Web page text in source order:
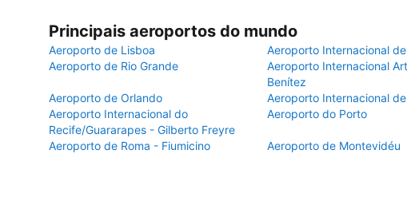
Principais aeroportos do mundo
Aeroporto de Lisboa
Aeroporto Internacional
Aeroporto de Rio Grande
Aeroporto Internacional
Benítez
Aeroporto de Orlando
Aeroporto Internacional
Aeroporto Internacional do
Recife/Guararapes - Gilberto Freyre
Aeroporto do Porto
Aeroporto de Roma - Fiumicino Aeroporto de Montevidéu